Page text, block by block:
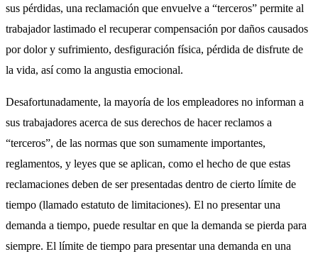
sus pérdidas, una reclamación que envuelve a “terceros” permite al
trabajador lastimado el recuperar compensación por daños causados
por dolor y sufrimiento, desfiguración física, pérdida de disfrute de
la vida, así como la angustia emocional.
Desafortunadamente, la mayoría de los empleadores no informan a
sus trabajadores acerca de sus derechos de hacer reclamos a
“terceros”, de las normas que son sumamente importantes,
reglamentos, y leyes que se aplican, como el hecho de que estas
reclamaciones deben de ser presentadas dentro de cierto límite de
tiempo (llamado estatuto de limitaciones). El no presentar una
demanda a tiempo, puede resultar en que la demanda se pierda para
siempre. El límite de tiempo para presentar una demanda en una